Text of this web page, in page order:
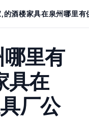
酒楼家具在泉州哪里
里有
具在
厂公